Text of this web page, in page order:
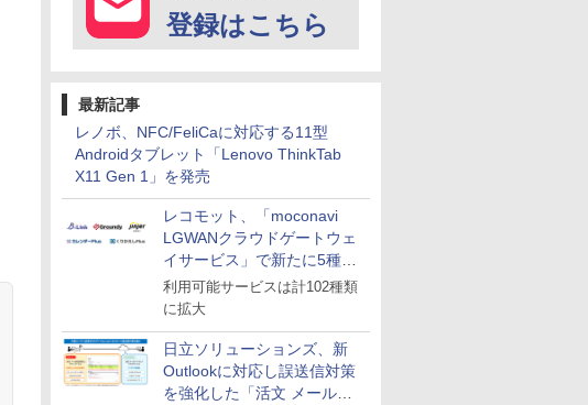
登録はこちら
最新記事
レノボ、NFC/FeliCaに対応する11型
Androidタブレット「Lenovo ThinkTab
X11 Gen 1」を発売
レコモット、「moconavi
LGWANクラウドゲートウェ
イサービス」で新たに5種類
のサービスと連携開始
利用可能サービスは計102種類
に拡大
日立ソリューションズ、新
Outlookに対応し誤送信対策
を強化した「活文 メール誤